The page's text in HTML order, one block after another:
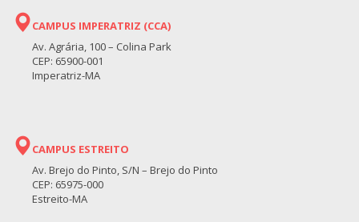
CAMPUS IMPERATRIZ (CCA)
Av. Agrária, 100 – Colina Park
CEP: 65900-001
Imperatriz-MA
CAMPUS ESTREITO
Av. Brejo do Pinto, S/N – Brejo do Pinto
CEP: 65975-000
Estreito-MA